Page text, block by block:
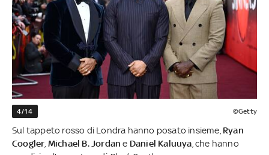
4/14 ©Getty
Sul tappeto rosso di Londra hanno posato insieme, Ryan
Coogler Michael B. Jordane Daniel Kaluuya , che hanno